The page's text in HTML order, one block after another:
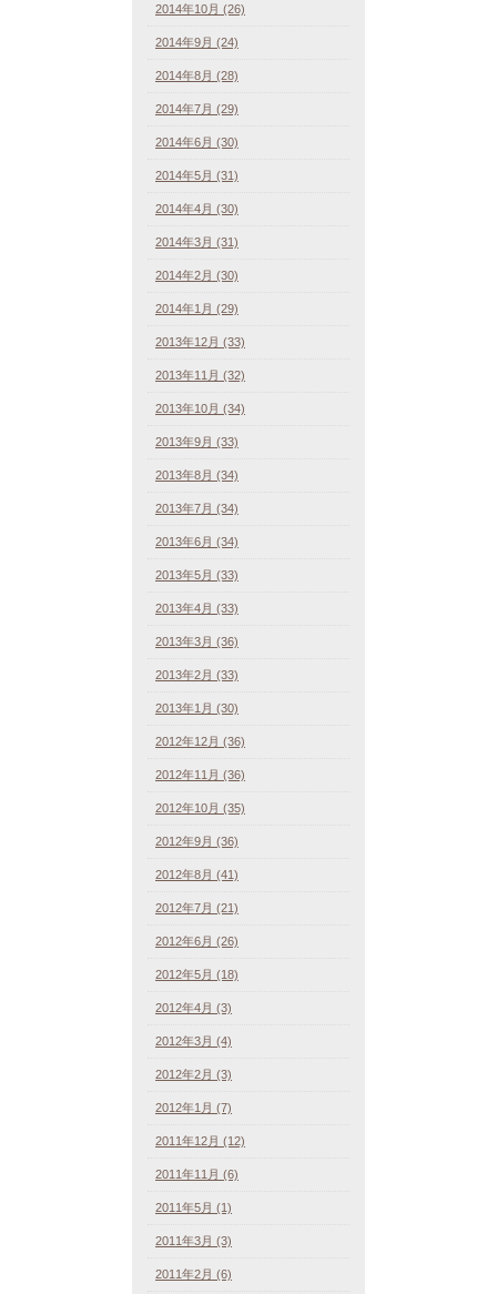
2014年10月 (26)
2014年9月 (24)
2014年8月 (28)
2014年7月 (29)
2014年6月 (30)
2014年5月 (31)
2014年4月 (30)
2014年3月 (31)
2014年2月 (30)
2014年1月 (29)
2013年12月 (33)
2013年11月 (32)
2013年10月 (34)
2013年9月 (33)
2013年8月 (34)
2013年7月 (34)
2013年6月 (34)
2013年5月 (33)
2013年4月 (33)
2013年3月 (36)
2013年2月 (33)
2013年1月 (30)
2012年12月 (36)
2012年11月 (36)
2012年10月 (35)
2012年9月 (36)
2012年8月 (41)
2012年7月 (21)
2012年6月 (26)
2012年5月 (18)
2012年4月 (3)
2012年3月 (4)
2012年2月 (3)
2012年1月 (7)
2011年12月 (12)
2011年11月 (6)
2011年5月 (1)
2011年3月 (3)
2011年2月 (6)